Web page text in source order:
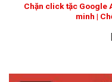
Chặn click tặc Google
minh |